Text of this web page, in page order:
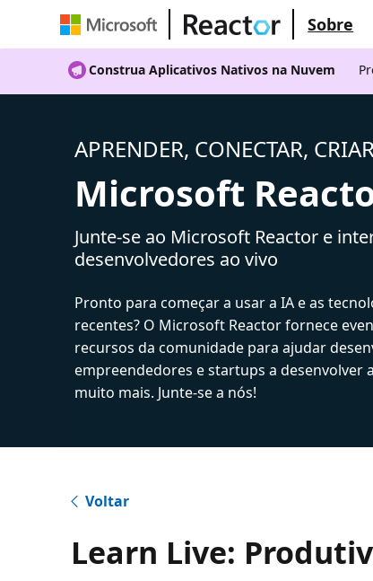
Sobre
Construa Aplicativos Nativos na Nuvem
APRENDER, CONECTAR, CRIAR
Microsoft
Junte-se ao Microsoft Reactor e
desenvolvedores ao vivo
Pronto para começar a usar a IA e as
recentes? O Microsoft Reactor fornece
recursos da comunidade para ajudar
empreendedores e startups a desenvolver
muito mais. Junte-se a nós!
Voltar
Learn Live: